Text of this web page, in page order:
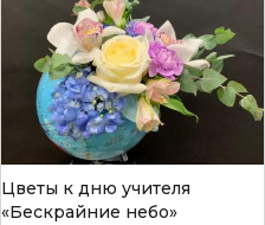
Цветы к дню учителя
«Бескрайние небо»